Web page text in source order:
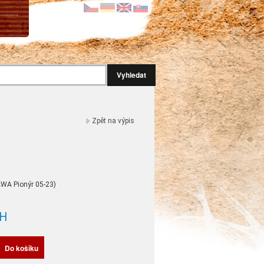
Vyhledat
Zpět na výpis
Pionýr 05-23)
Do košíku